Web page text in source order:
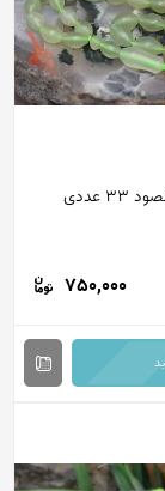
750,000